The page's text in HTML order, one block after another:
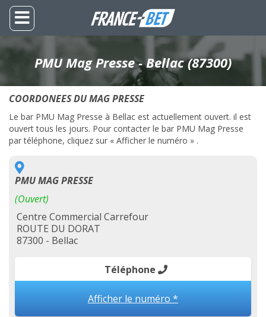
PMU Mag Presse - Bellac (87300)
COORDONEES DU MAG PRESSE
Le bar PMU Mag Presse à Bellac est actuellement ouvert. il est
ouvert tous les jours. Pour contacter le bar PMU Mag Presse
par téléphone, cliquez sur « Afficher le numéro » .
PMU MAG PRESSE
(Ouvert)
Centre Commercial Carrefour
ROUTE DU DORAT
87300 - Bellac
Téléphone
Afficher le numéro *